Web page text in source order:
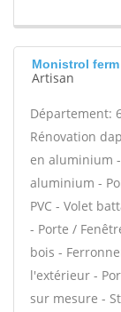
Monistrol
Artisan
Département:
Rénovation
en aluminium
aluminium -
PVC - Volet
- Porte /
bois -
l'extérieur -
sur mesure -